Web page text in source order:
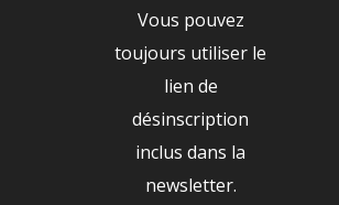
Vous pouvez
toujours utiliser le
lien de
désinscription
inclus dans la
newsletter.